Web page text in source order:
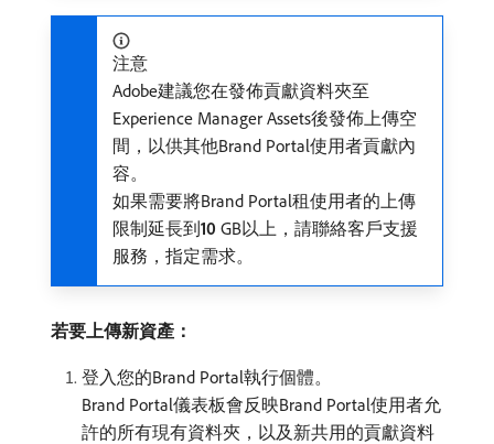
注意
Adobe建議您在發佈貢獻資料夾至
Experience Manager Assets後發佈上傳空
間，以供其他Brand Portal使用者貢獻內
容。
如果需要將Brand Portal租使用者的上傳
限制延長到​10 GB以上，請聯絡客戶支援
服務，指定需求。
若要上傳新資產：
登入您的Brand Portal執行個體。
Brand Portal儀表板會反映Brand Portal使用者允
許的所有現有資料夾，以及新共用的貢獻資料